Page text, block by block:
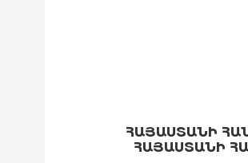
ՀԱՅԱՍՏԱՆԻ
ՀԱՅԱՍՏԱՆԻ